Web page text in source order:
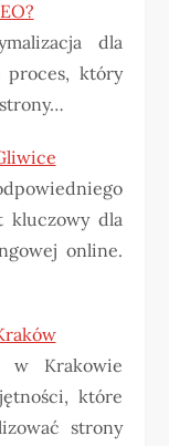
dla
proces, który
kluczowy dla
online.
w Krakowie
które
strony